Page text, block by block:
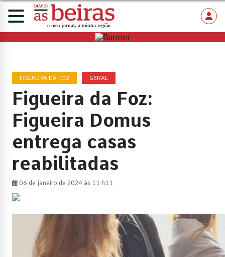
FIGUEIRA DA FOZ GERAL
Figueira da Foz:
Figueira Domus
entrega casas
reabilitadas
06 de janeiro de 2024 às 11 h11